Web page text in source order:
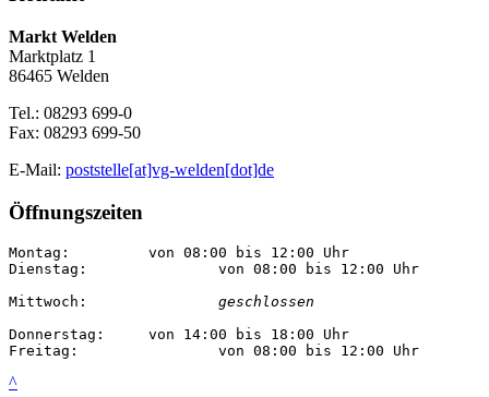
Markt Welden
Marktplatz 1
86465 Welden
Tel.: 08293 699-0
Fax: 08293 699-50
E-Mail: poststelle[at]vg-welden[dot]de
Öffnungszeiten
Montag:		von 08:00 bis 12:00 Uhr
Dienstag:		von 08:00 bis 12:00 Uhr
geschlossen
Donnerstag:	von 14:00 bis 18:00 Uhr
Freitag:		von 08:00 bis 12:00 Uhr
^